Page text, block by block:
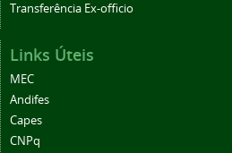
Transferência Ex-officio
Links Úteis
MEC
Andifes
Capes
CNPq